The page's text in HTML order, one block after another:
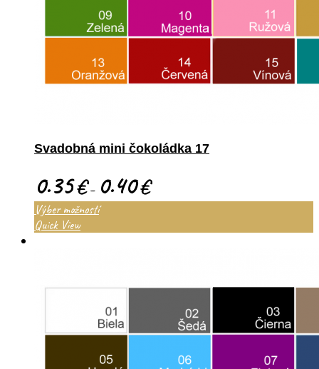
Svadobná mini čokoládka 17
0.35€– 0.40€
Výber možností
Quick View